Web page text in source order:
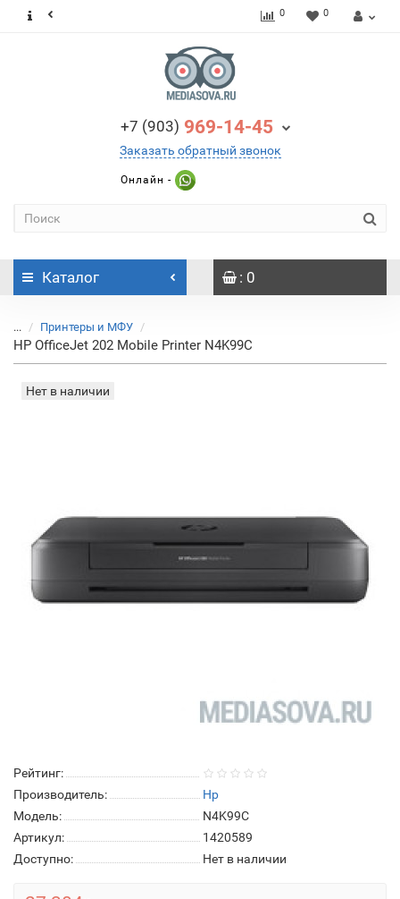
0 0
+7 (903) 969-14-45
Заказать обратный звонок
Онлайн -
Каталог : 0
... Принтеры и МФУ
HP OfficeJet 202 Mobile Printer N4K99C
Нет в наличии
Рейтинг:
Производитель:
Hp
Модель:
N4K99C
Артикул:
1420589
Доступно:
Нет в наличии